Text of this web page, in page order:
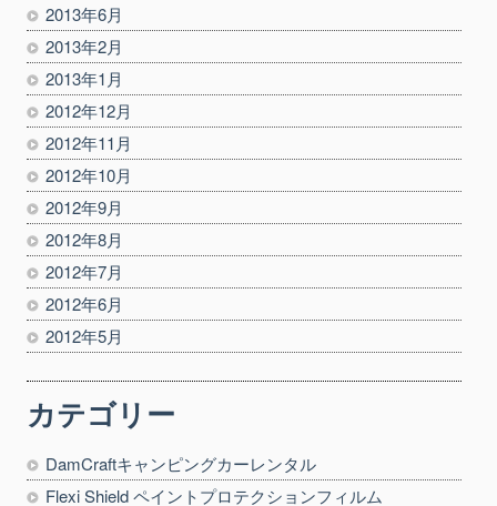
2013年6月
2013年2月
2013年1月
2012年12月
2012年11月
2012年10月
2012年9月
2012年8月
2012年7月
2012年6月
2012年5月
カテゴリー
DamCraftキャンピングカーレンタル
Flexi Shield ペイントプロテクションフィルム